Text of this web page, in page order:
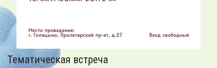
Тематическая встреча